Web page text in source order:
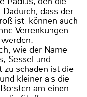
dass der
ist, können auch
Verrenkungen
wie der Name
Sessel und
schaden ist die
kleiner als die
am einen